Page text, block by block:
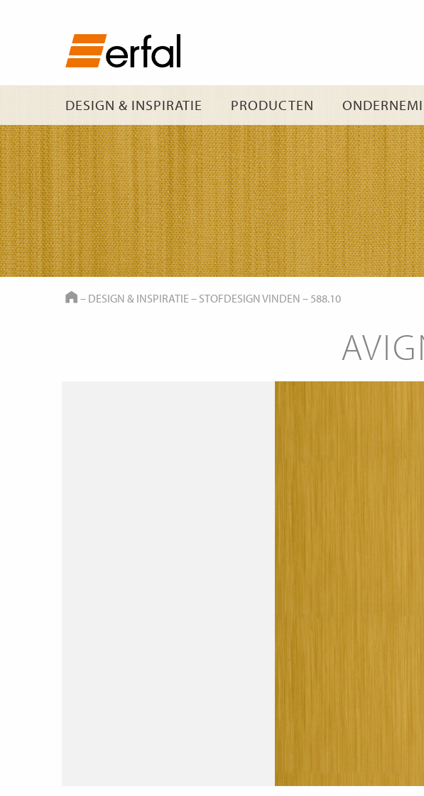
DESIGN & INSPIRATIE PRODUCTEN
HOME
– DESIGN & INSPIRATIE– STOFDESIGN VINDEN – 588.10